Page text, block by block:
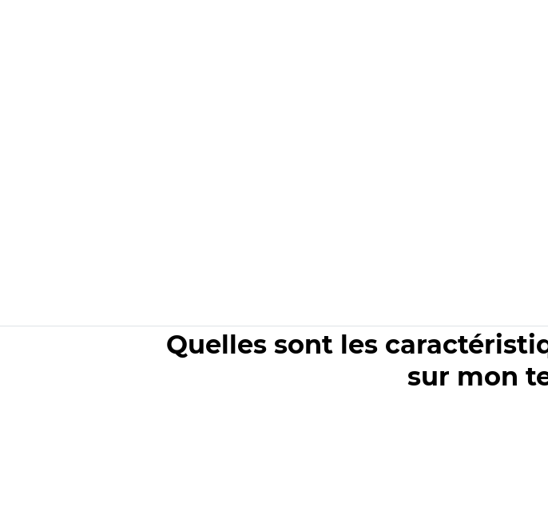
Quelles sont les
sur mon